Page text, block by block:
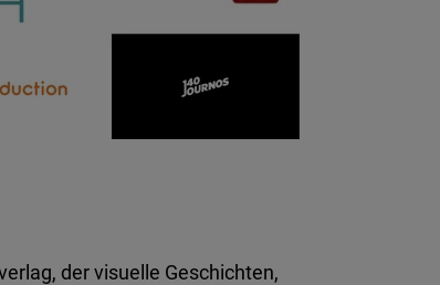
der visuelle Geschichten,
Maps